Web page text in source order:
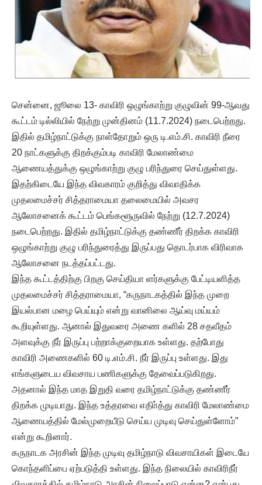
சென்னை, ஜூலை 13- காவிரி ஒழுங்காற்று குழுவின் 99-ஆவது
கூட்டம் டில்லியில் நேற்று முன்தினம் (11.7.2024) நடைபெற்றது.
இதில் தமிழ்நாட்டுக்கு நாள்தோறும் ஒரு டி.எம்.சி. காவிரி நீரை
20 நாட்களுக்கு திறக்கும்படி காவிரி மேலாண்மை
ஆணையத்துக்கு ஒழுங்காற்று குழு பரிந்துரை செய்துள்ளது.
இதற்கிடையே இந்த விவகாரம் குறித்து விவாதிக்க
முதலமைச்சர் சித்தராமையா தலைமையில் அவசர
ஆலோசனைக் கூட்டம் பெங்களூருவில் நேற்று (12.7.2024)
நடைபெற்றது. இதில் தமிழ்நாட்டுக்கு தண்ணீர் திறக்க காவிரி
ஒழுங்காற்று குழு பரிந்துரைத்து இருப்பது தொடர்பாக விரிவாக
ஆலோசனை நடத்தப்பட்டது.
இந்த கூட்டத்திற்கு பிறகு செய்தியா ளர்களுக்கு பேட்டியளித்த
முதலமைச்சர் சித்தராமையா, “கருநாடகத்தில் இந்த முறை
இயல்பான மழை பெய்யும் என்று வானிலை ஆய்வு மய்யம்
கூறியுள்ளது. ஆனால் இதுவரை அணை களில் 28 சதவீதம்
அளவுக்கு நீர் இருப்பு பற்றாக்குறையாக உள்ளது. தற்போது
காவிரி அணைகளில் 60 டி.எம்.சி. நீர் இருப்பு உள்ளது. இது
எங்களுடைய விவசாய பணிகளுக்கு தேவைப்படுகிறது.
அதனால் இந்த மாத இறுதி வரை தமிழ்நாட்டுக்கு தண்ணீர்
திறக்க முடியாது. இந்த உத்தரவை எதிா்த்து காவிரி மேலாண்மை
ஆணையத்தில் மேல்முறையீடு செய்ய முடிவு செய்துள்ளோம்”
என்று கூறினார்.
கருநாடக அரசின் இந்த முடிவு தமிழ்நாடு விவசாயிகள் இடையே
கொந்தளிப்பை ஏற்படுத்தி உள்ளது. இந்த நிலையில் காவிரிநீர்